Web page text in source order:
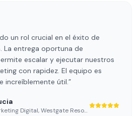
un rol crucial en el éxito de
La entrega oportuna de
escalar y ejecutar nuestros
con rapidez. El equipo es
increíblemente útil.”
Digital,Westgate Resorts